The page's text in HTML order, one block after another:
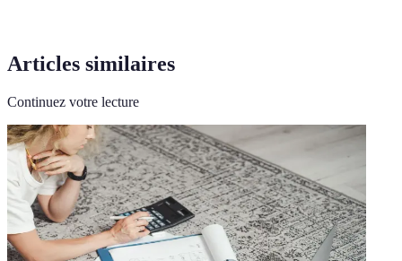
Articles similaires
Continuez votre lecture